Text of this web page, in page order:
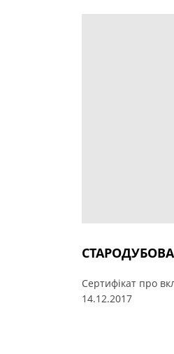
Сертифікат про
14.12.2017